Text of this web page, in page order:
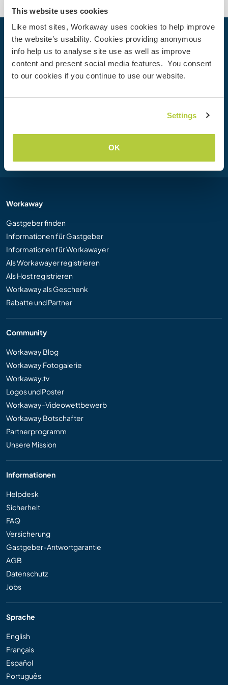
This website uses cookies
Like most sites, Workaway uses cookies to help improve
the website’s usability. Cookies providing anonymous
info help us to analyse site use as well as improve
content and present social media features. You consent
to our cookies if you continue to use our website.
Settings
OK
Dein nächstes Abenteuer beginnt
heute
Werde heute Mitglied der Workaway-Community und
Möglichkeiten weltweit.
Workaway
Gastgeber finden
Informationen für Gastgeber
Informationen für Workawayer
Als Workawayer registrieren
Als Host registrieren
Workaway als Geschenk
Rabatte und Partner
Community
Workaway Blog
Workaway Fotogalerie
Workaway.tv
Logos und Poster
Workaway-Videowettbewerb
Workaway Botschafter
Partnerprogramm
Unsere Mission
Informationen
Helpdesk
Sicherheit
FAQ
Versicherung
Gastgeber-Antwortgarantie
AGB
Datenschutz
Jobs
Sprache
English
Français
Español
Português